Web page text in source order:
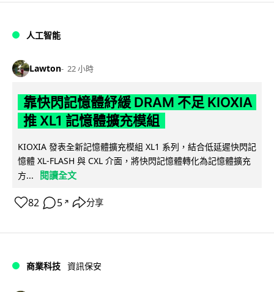
人工智能
Lawton 22 小時
靠快閃記憶體紓緩 DRAM 不足 KIOXIA
推 XL1 記憶體擴充模組
KIOXIA 發表全新記憶體擴充模組 XL1 系列，結合低延遲快閃記
憶體 XL-FLASH 與 CXL 介面，將快閃記憶體轉化為記憶體擴充
方...
閱讀全文
82 5 ↗ 分享
商業科技 資訊保安